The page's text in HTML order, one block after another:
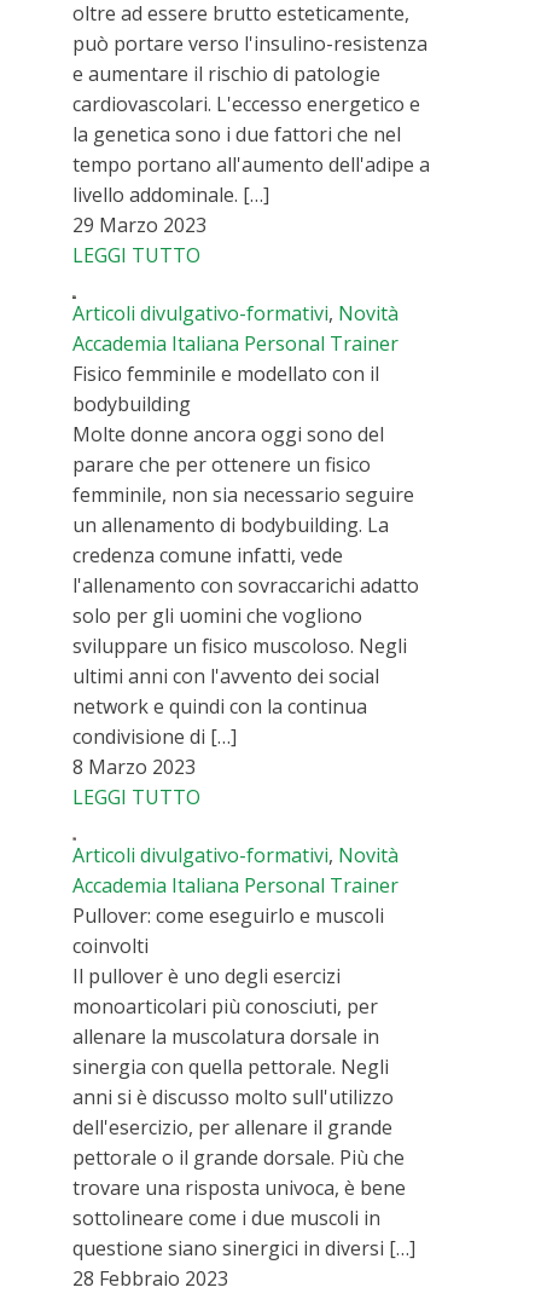
oltre ad essere brutto esteticamente,
può portare verso l'insulino-resistenza
e aumentare il rischio di patologie
cardiovascolari. L'eccesso energetico e
la genetica sono i due fattori che nel
tempo portano all'aumento dell'adipe a
livello addominale. […]
29 Marzo 2023
LEGGI TUTTO
Articoli divulgativo-formativi, Novità
Accademia Italiana Personal Trainer
Fisico femminile e modellato con il
bodybuilding
Molte donne ancora oggi sono del
parare che per ottenere un fisico
femminile, non sia necessario seguire
un allenamento di bodybuilding. La
credenza comune infatti, vede
l'allenamento con sovraccarichi adatto
solo per gli uomini che vogliono
sviluppare un fisico muscoloso. Negli
ultimi anni con l'avvento dei social
network e quindi con la continua
condivisione di […]
8 Marzo 2023
LEGGI TUTTO
Articoli divulgativo-formativi, Novità
Accademia Italiana Personal Trainer
Pullover: come eseguirlo e muscoli
coinvolti
Il pullover è uno degli esercizi
monoarticolari più conosciuti, per
allenare la muscolatura dorsale in
sinergia con quella pettorale. Negli
anni si è discusso molto sull'utilizzo
dell'esercizio, per allenare il grande
pettorale o il grande dorsale. Più che
trovare una risposta univoca, è bene
sottolineare come i due muscoli in
questione siano sinergici in diversi […]
28 Febbraio 2023